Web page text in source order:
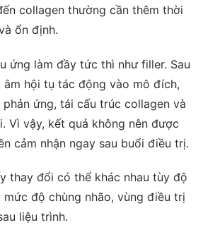
collagen thường cần thêm thời
ổn định.
ứng làm đầy tức thì như filler. Sau
âm hội tụ tác động vào mô đích,
ứng, tái cấu trúc collagen và
Vì vậy, kết quả không nên được
cảm nhận ngay sau buổi điều trị.
thay đổi có thể khác nhau tùy độ
độ chùng nhão, vùng điều trị
liệu trình.